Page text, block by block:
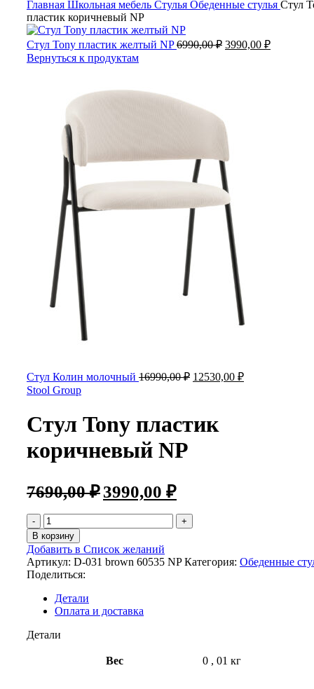
Главная Школьная мебель Стулья Обеденные стулья Стул
пластик коричневый NP
Стул Tony пластик желтый NP6990,00₽ 3990,00 ₽
Вернуться к продуктам
Стул Колин молочный 16990,00₽ 12530,00 ₽
Stool Group
Стул Tony пластик
коричневый NP
7690,00₽3990,00 ₽
В корзину
Добавить в Список желаний
Артикул: D-031 brown 60535 NPКатегория: Обеденные
Поделиться:
Детали
Оплата и доставка
Детали
Вес 0 , 01 кг